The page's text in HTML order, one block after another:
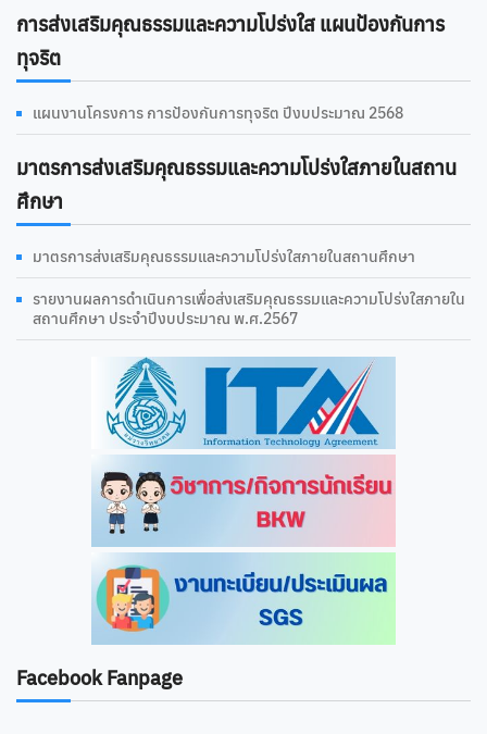
การส่งเสริมคุณธรรมและความโปร่งใส แผนป้องกันการ
ทุจริต
แผนงานโครงการ การป้องกันการทุจริต ปีงบประมาณ 2568
มาตรการส่งเสริมคุณธรรมและความโปร่งใสภายในสถาน
ศึกษา
มาตรการส่งเสริมคุณธรรมและความโปร่งใสภายในสถานศึกษา
รายงานผลการดําเนินการเพื่อส่งเสริมคุณธรรมและความโปร่งใสภายใน
สถานศึกษา ประจำปีงบประมาณ พ.ศ.2567
Facebook Fanpage